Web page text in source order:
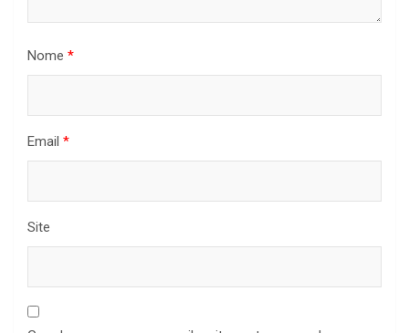
Nome *
Email *
Site